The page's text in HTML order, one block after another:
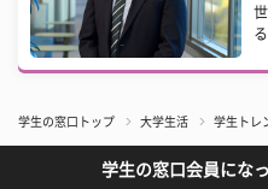
る
学生の窓口トップ 大学生活 学生トレ
学生の窓口会員にな